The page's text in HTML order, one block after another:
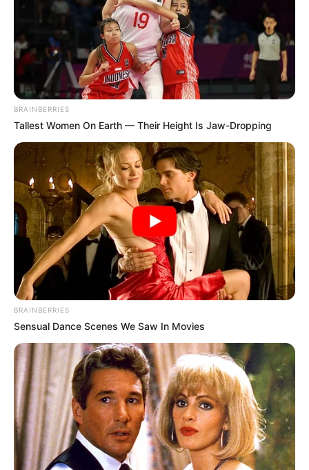
BRAINBERRIES
Tallest Women On Earth — Their Height Is Jaw-Dropping
BRAINBERRIES
Sensual Dance Scenes We Saw In Movies